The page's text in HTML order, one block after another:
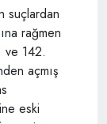
suçlardan
rağmen
ve 142.
açmış
eski